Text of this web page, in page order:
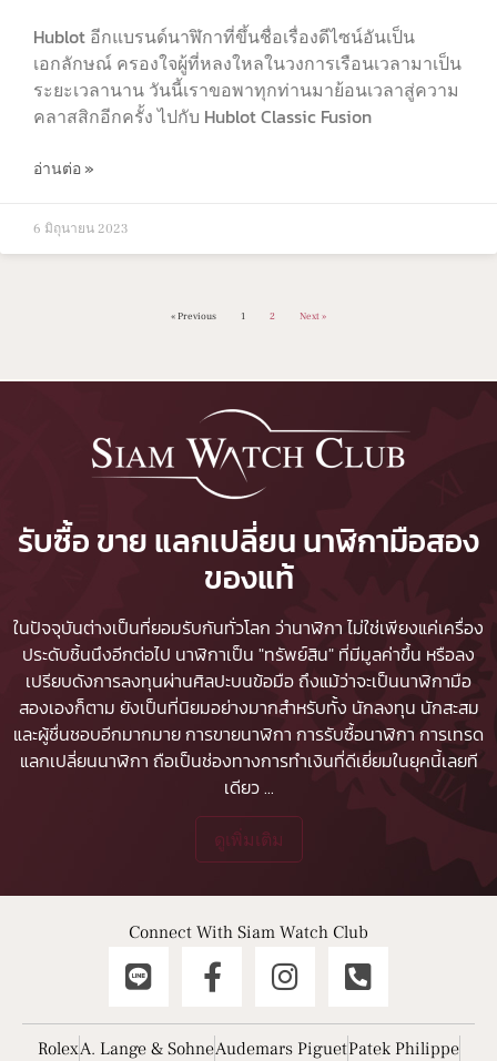
Hublot อีกแบรนด์นาฬิกาที่ขึ้นชื่อเรื่องดีไซน์อันเป็น
เอกลักษณ์ ครองใจผู้ที่หลงใหลในวงการเรือนเวลามาเป็น
ระยะเวลานาน วันนี้เราขอพาทุกท่านมาย้อนเวลาสู่ความ
คลาสสิกอีกครั้ง ไปกับ Hublot Classic Fusion
อ่านต่อ »
6 มิถุนายน 2023
« Previous 1 2 Next »
รับซื้อ ขาย แลกเปลี่ยน นาฬิกามือสอง
ของแท้
ในปัจจุบันต่างเป็นที่ยอมรับกันทั่วโลก ว่านาฬิกา ไม่ใช่เพียงแค่เครื่อง
ประดับชิ้นนึงอีกต่อไป นาฬิกาเป็น "ทรัพย์สิน" ที่มีมูลค่าขึ้น หรือลง
เปรียบดังการลงทุนผ่านศิลปะบนข้อมือ ถึงแม้ว่าจะเป็นนาฬิกามือ
สองเองก็ตาม ยังเป็นที่นิยมอย่างมากสำหรับทั้ง นักลงทุน นักสะสม
และผู้ชื่นชอบอีกมากมายการขายนาฬิกา การรับซื้อนาฬิกา การเทรด
แลกเปลี่ยนนาฬิกา ถือเป็นช่องทางการทำเงินที่ดีเยี่ยมในยุคนี้เลยที
เดียว...
ดูเพิ่มเติม
Connect With Siam Watch Club
RolexA. Lange & SohneAudemars PiguetPatek Philippe